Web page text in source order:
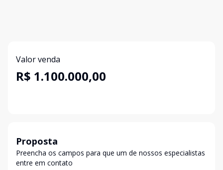
Valor venda
R$ 1.100.000,00
Proposta
Preencha os campos para que um de nossos especialistas
entre em contato